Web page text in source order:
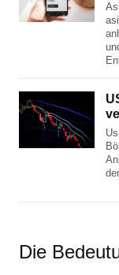
Die